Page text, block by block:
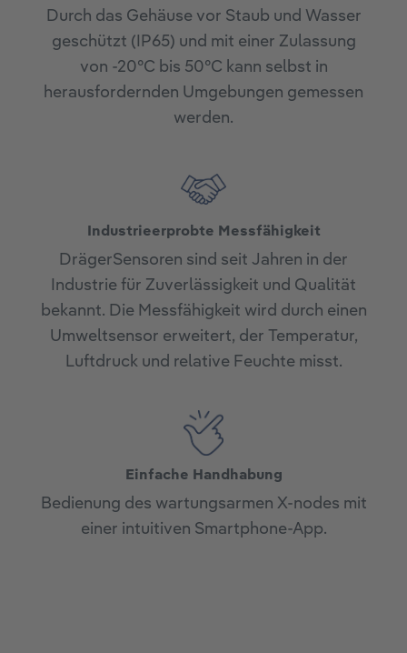
Durch das Gehäuse vor Staub und Wasser
geschützt (IP65) und mit einer Zulassung
von -20°C bis 50°C kann selbst in
herausfordernden Umgebungen gemessen
werden.
Industrieerprobte Messfähigkeit
DrägerSensoren sind seit Jahren in der
Industrie für Zuverlässigkeit und Qualität
bekannt. Die Messfähigkeit wird durch einen
Umweltsensor erweitert, der Temperatur,
Luftdruck und relative Feuchte misst.
Einfache Handhabung
Bedienung des wartungsarmen X-nodes mit
einer intuitiven Smartphone-App.